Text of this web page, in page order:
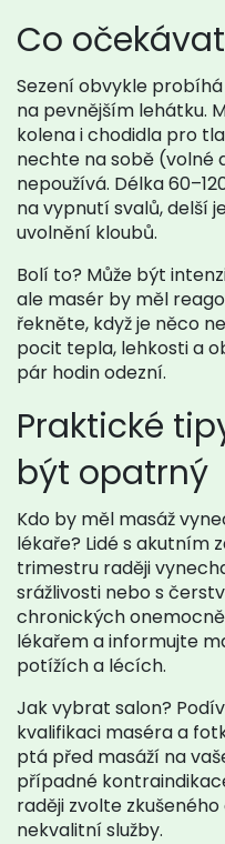
Co
Sezení obvykle
na pevnějším lehátku.
kolena i chodidla pro
nechte na sobě (volné
nepoužívá. Délka
na vypnutí svalů, delší
uvolnění kloubů.
Bolí to? Může být
ale masér by měl
řekněte, když je něco
pocit tepla, lehkosti a
pár hodin odezní.
Praktické
být opatrný
Kdo by měl masáž
lékaře? Lidé s
trimestru raději
srážlivosti nebo s
chronických
lékařem a informujte
potížích a lécích.
Jak vybrat salon?
kvalifikaci maséra a
ptá před masáží na
případné
raději zvolte
nekvalitní služby.